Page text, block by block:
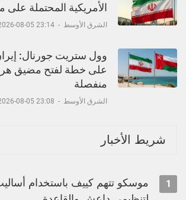
الأمريكية المحتملة
الشرق الأوسط -
23:14 05-08-2026
وول ستريت جورنال:
على خطة لفتح مضيق
منفصلة
الشرق الأوسط -
23:08 05-08-2026
شريط الأخبار
1
موسكو تتهم كييف باستخدام